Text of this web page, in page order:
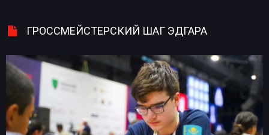
ГРОССМЕЙСТЕРСКИЙ ШАГ ЭДГАРА